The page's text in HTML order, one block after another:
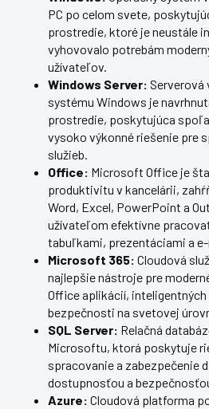
PC po celom svete,
prostredie, ktoré je neustále
vyhovovalo potrebám
užívateľov.
Windows Server: Serverová
systému Windows je
prostredie, poskytujúca
vysoko výkonné riešenie pre
služieb.
Office: Microsoft Office je
produktivitu v kancelárii,
Word, Excel, PowerPoint a
užívateľom efektívne
tabuľkami, prezentáciami a
Microsoft 365: Cloudová
najlepšie nástroje pre
Office aplikácií, inteligentných
bezpečnosti na svetovej
SQL Server: Relačná
Microsoftu, ktorá poskytuje
spracovanie a zabezpečenie
dostupnosťou a
Azure: Cloudová platforma